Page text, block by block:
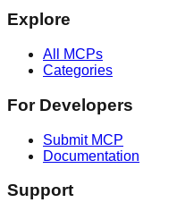
Explore
All MCPs
Categories
For Developers
Submit MCP
Documentation
Support